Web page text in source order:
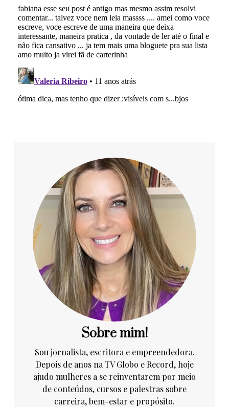
Sobre mim!
Sou jornalista, escritora e empreendedora.
Depois de anos na TV Globo e Record, hoje
ajudo mulheres a se reinventarem por meio
de conteúdos, cursos e palestras sobre
carreira, bem-estar e propósito.